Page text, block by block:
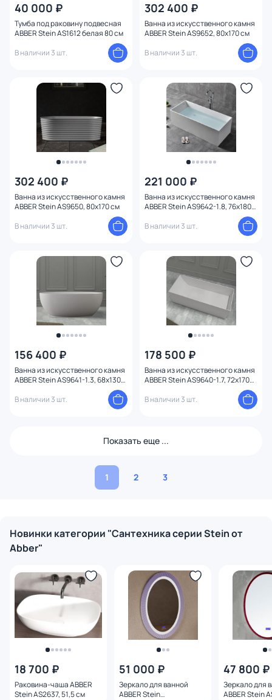
40 000 ₽
Тумба под раковину подвесная
ABBER Stein AS1612 белая 80 см
В наличии 3 шт.
302 400 ₽
Ванна из искусственного камня
ABBER Stein AS9652, 80x170 см
В наличии 3 шт.
302 400 ₽
Ванна из искусственного камня
ABBER Stein AS9650, 80x170 см
В наличии 3 шт.
221 000 ₽
Ванна из искусственного камня
ABBER Stein AS9642-1.8, 76x180
В наличии 3 шт.
156 400 ₽
Ванна из искусственного камня
ABBER Stein AS9641-1.3, 68x130
В наличии 3 шт.
178 500 ₽
Ванна из искусственного камня
ABBER Stein AS9640-1.7, 72x170
В наличии 3 шт.
Показать еще ...
1 2 3
Новинки категории "Сантехника серии Stein от
Abber"
18 700 ₽
Раковина-чаша ABBER
Stein AS2637, 51,5 см
51 000 ₽
Зеркало для ванной
ABBER Stein
47 800 ₽
Зеркало для
ABBER Stein